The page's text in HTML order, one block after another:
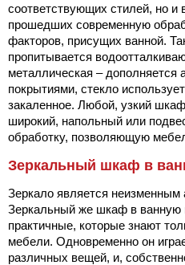
соответствующих стилей, но
прошедших современную
факторов, присущих ванной.
пропитывается
металлическая – дополняется
покрытиями, стекло
закаленное. Любой, узкий
широкий, напольный или
обработку, позволяющую
Зеркальный шкаф в
Зеркало является
Зеркальный же шкаф в
практичные, которые знают
мебели. Одновременно он
различных вещей, и,